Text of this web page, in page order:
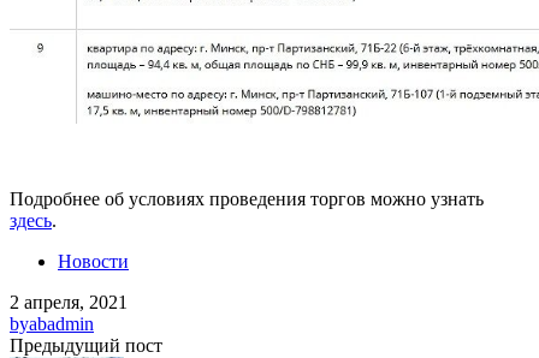
Подробнее об условиях проведения торгов можно узнать
здесь.
Новости
2 апреля, 2021
byabadmin
Предыдущий пост